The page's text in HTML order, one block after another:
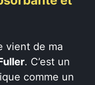
vient de ma
. C’est un
comme un